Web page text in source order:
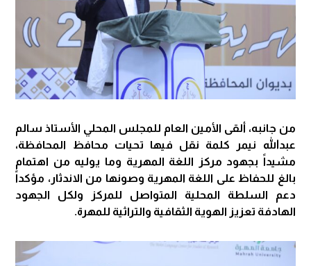
من جانبه، ألقى الأمين العام للمجلس المحلي الأستاذ سالم
عبدالله نيمر كلمة نقل فيها تحيات محافظ المحافظة،
مشيداً بجهود مركز اللغة المهرية وما يوليه من اهتمام
بالغ للحفاظ على اللغة المهرية وصونها من الاندثار، مؤكداً
دعم السلطة المحلية المتواصل للمركز ولكل الجهود
الهادفة تعزيز الهوية الثقافية والتراثية للمهرة.